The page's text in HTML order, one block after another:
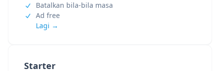
Starter
Batalkan bila-bila masa
Ad free
Lagi →